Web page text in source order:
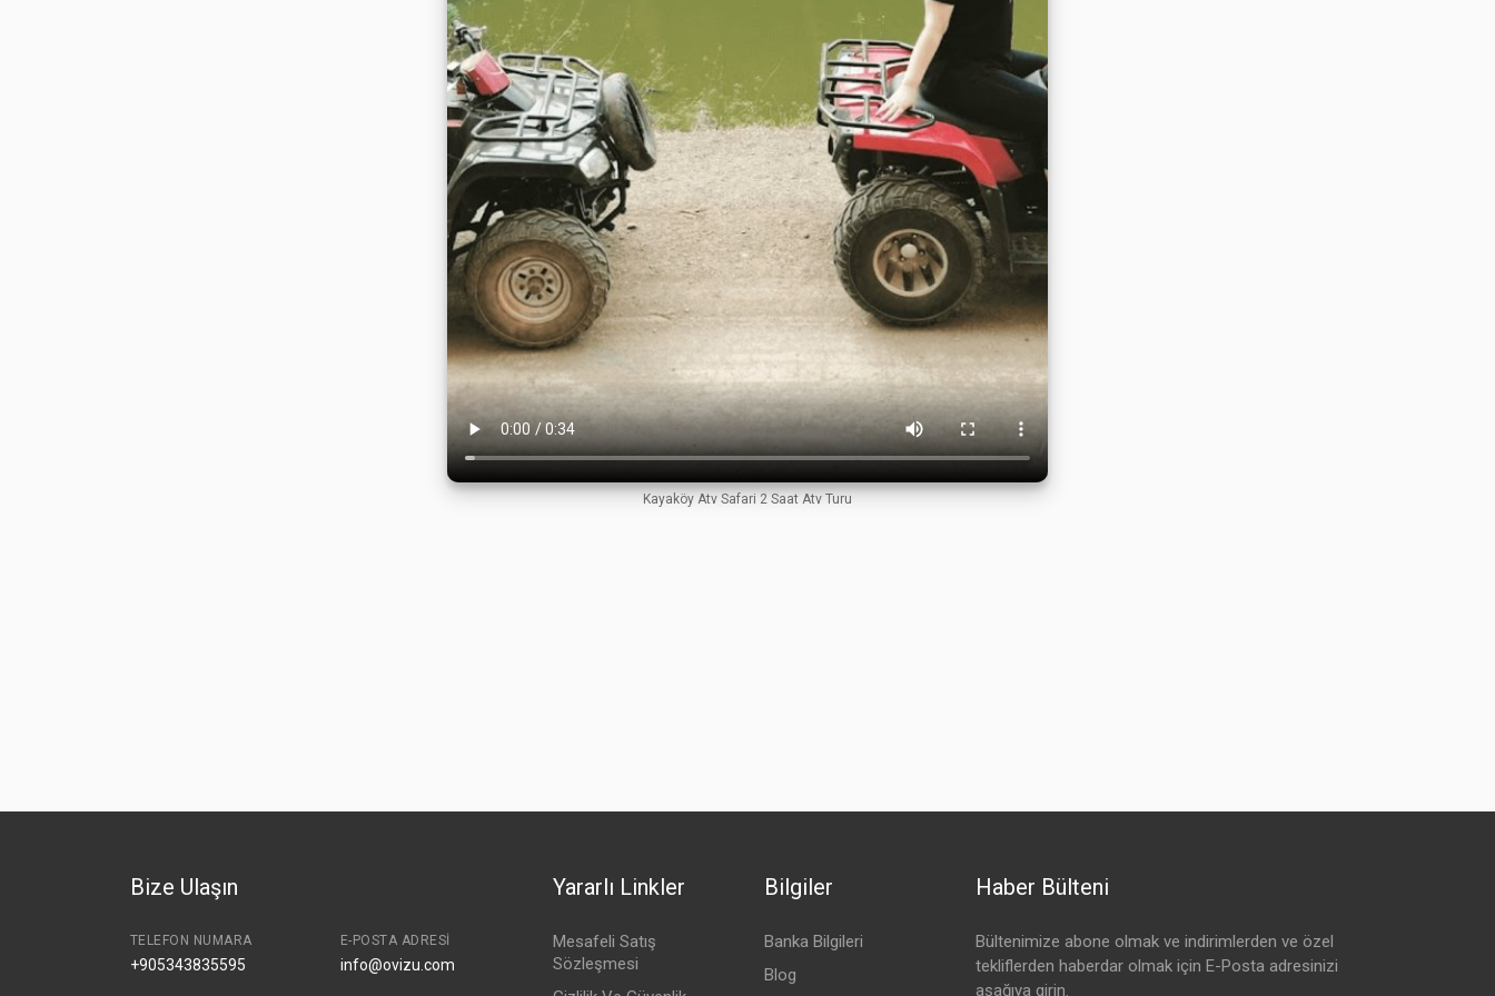
✔ Nisan
✔ Eylül
✔ Ocak
Kayaköy Atv Safari 2 Saat Atv Turu
Bize Ulaşın
TELEFON NUMARA
+905343835595
E-POSTA ADRESI
info@ovizu.com
Yararlı Linkler
Mesafeli Satış
Sözleşmesi
Bilgiler
Banka Bilgileri
Blog
Haber Bülteni
Bültenimize abone olmak ve indirimlerden ve özel
tekliflerden haberdar olmak için E-Posta adresinizi
aşağıya girin.